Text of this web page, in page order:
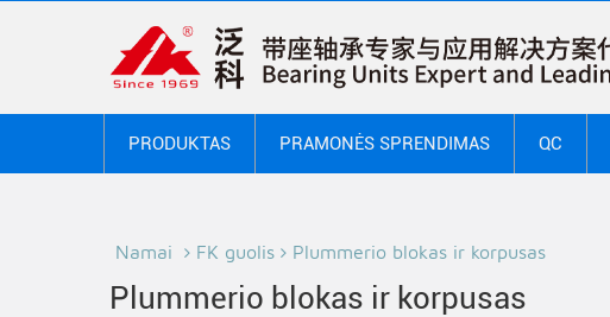
PRODUKTAS PRAMONĖS SPRENDIMAS QC
Namai FK guolis Plummerio blokas ir korpusas
Plummerio blokas ir korpusas